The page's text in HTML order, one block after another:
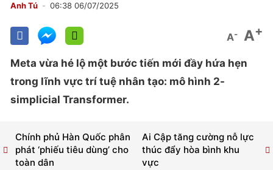
Anh Tú 06:38 06/07/2025
A- A+
Meta vừa hé lộ một bước tiến mới đầy hứa hẹn
trong lĩnh vực trí tuệ nhân tạo: mô hình 2-
simplicial Transformer.
Ai Cập tăng cường nỗ lực
thúc đẩy hòa bình khu
vực
Chính phủ Hàn Quốc phân
phát ‘phiếu tiêu dùng’ cho
toàn dân